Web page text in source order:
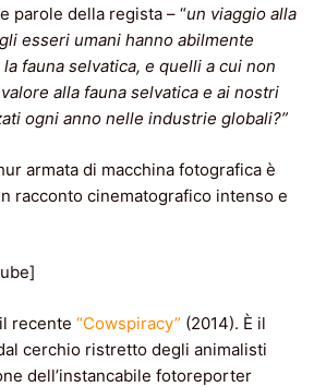
parole della regista – “un viaggio alla
esseri umani hanno abilmente
fauna selvatica, e quelli a cui non
alla fauna selvatica e ai nostri
ogni anno nelle industrie globali?”
armata di macchina fotografica è
racconto cinematografico intenso e
recente “Cowspiracy” (2014). È il
cerchio ristretto degli animalisti
dell’instancabile fotoreporter